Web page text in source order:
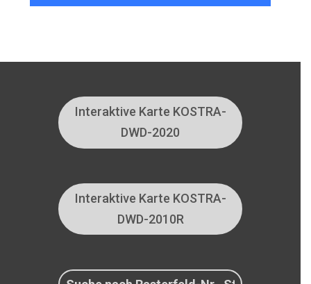
Interaktive Karte KOSTRA-
DWD-2020
Interaktive Karte KOSTRA-
DWD-2010R